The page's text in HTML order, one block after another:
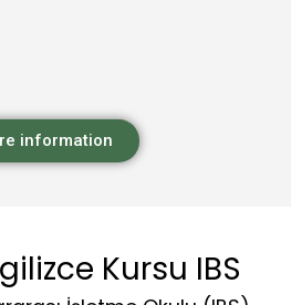
information
Kursu IBS